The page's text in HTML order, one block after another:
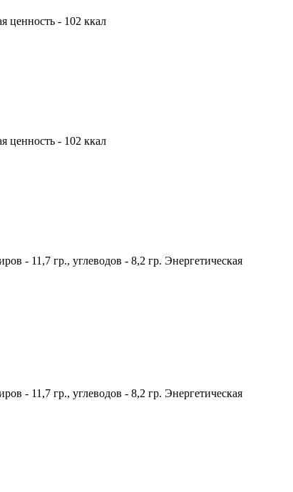
ценность - 102 ккал
ценность - 102 ккал
- 11,7 гр., углеводов - 8,2 гр. Энергетическая
- 11,7 гр., углеводов - 8,2 гр. Энергетическая